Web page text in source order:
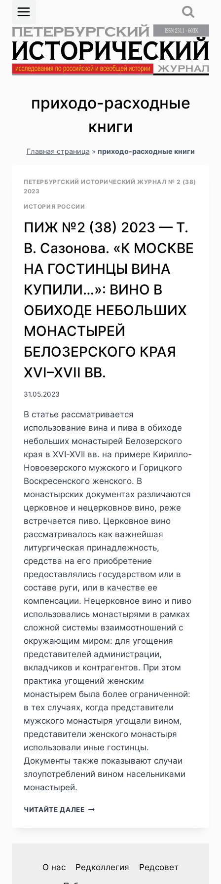
Перейти
содержимому
приходо-расходные
книги
Главная страница » приходо-расходные книги
ПЕТЕРБУРГСКИЙ ИСТОРИЧЕСКИЙ ЖУРНАЛ № 2 (38)
2023
ИСТОРИЯ РОССИИ
ПИЖ №2 (38) 2023 — Т.
В. Сазонова. «К МОСКВЕ
НА ГОСТИНЦЫ ВИНА
КУПИЛИ…»: ВИНО В
ОБИХОДЕ НЕБОЛЬШИХ
МОНАСТЫРЕЙ
БЕЛОЗЕРСКОГО КРАЯ
XVI–XVII ВВ.
31.05.2023
В статье рассматривается
использование вина и пива в обиходе
небольших монастырей Белозерского
края в XVI-XVII вв. на примере Кирилло-
Новоезерского мужского и Горицкого
Воскресенского женского. В
монастырских документах различаются
церковное и нецерковное вино, реже
встречается пиво. Церковное вино
рассматривалось как важнейшая
литургическая принадлежность,
средства на его приобретение
предоставлялись государством или в
составе руги, или в качестве ее
компенсации. Нецерковное вино и пиво
использовались монастырями в рамках
сложной системы взаимоотношений с
окружающим миром: для угощения
представителей администрации,
вкладчиков и контрагентов. При этом
практика угощений женским
монастырем была более ограниченной:
в тех случаях, когда представители
мужского монастыря угощали вином,
представители женского монастыря
использовали иные гостинцы.
Документы также показывают случаи
злоупотреблений вином насельниками
монастырей.
ЧИТАЙТЕ ДАЛЕЕПИЖ
В.
О нас Редколлегия
Редсовет